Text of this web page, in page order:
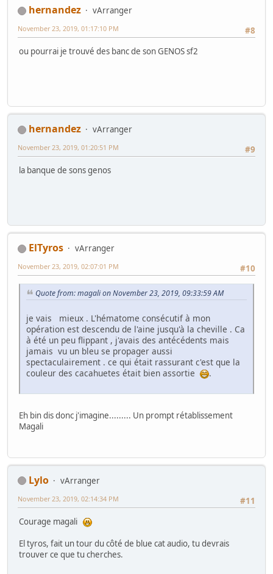
hernandez
vArranger
#8
November 23, 2019, 01:17:10 PM
ou pourrai je trouvé des banc de son GENOS sf2
hernandez
vArranger
#9
November 23, 2019, 01:20:51 PM
la banque de sons genos
ElTyros
vArranger
#10
November 23, 2019, 02:07:01 PM
Quote from: magali on November 23, 2019, 09:33:59 AM
je vais mieux . L'hématome consécutif à mon
opération est descendu de l'aine jusqu'à la cheville . Ca
à été un peu flippant , j'avais des antécédents mais
jamais vu un bleu se propager aussi
spectaculairement . ce qui était rassurant c'est que la
couleur des cacahuetes était bien assortie
.
Eh bin dis donc j'imagine......... Un prompt rétablissement
Magali
Lylo
vArranger
#11
November 23, 2019, 02:14:34 PM
Courage magali
El tyros, fait un tour du côté de blue cat audio, tu devrais
trouver ce que tu cherches.